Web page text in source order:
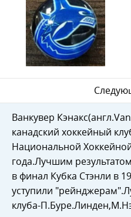
Ванкувер
канадский хоккейный
Национальной
года.Лучшим
в финал Кубка Стэнли в
уступили
клуба-